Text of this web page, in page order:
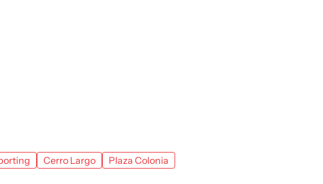
Cerro Largo Plaza Colonia